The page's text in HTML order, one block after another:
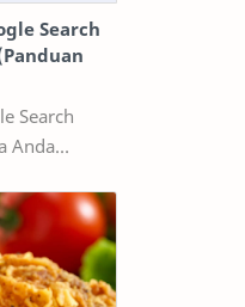
Search
Search
dari Google,